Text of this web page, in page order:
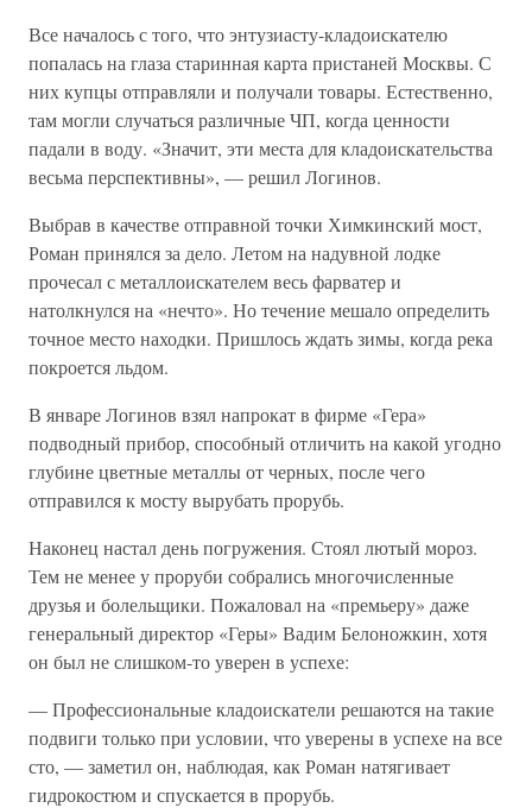
Все началось с того, что энтузиасту-кладоискателю
попалась на глаза старинная карта пристаней Москвы. С
них купцы отправляли и получали товары. Естественно,
там могли случаться различные ЧП, когда ценности
падали в воду. «Значит, эти места для кладоискательства
весьма перспективны», — решил Логинов.
Выбрав в качестве отправной точки Химкинский мост,
Роман принялся за дело. Летом на надувной лодке
прочесал с металлоискателем весь фарватер и
натолкнулся на «нечто». Но течение мешало определить
точное место находки. Пришлось ждать зимы, когда река
покроется льдом.
В январе Логинов взял напрокат в фирме «Гера»
подводный прибор, способный отличить на какой угодно
глубине цветные металлы от черных, после чего
отправился к мосту вырубать прорубь.
Наконец настал день погружения. Стоял лютый мороз.
Тем не менее у проруби собрались многочисленные
друзья и болельщики. Пожаловал на «премьеру» даже
генеральный директор «Геры» Вадим Белоножкин, хотя
он был не слишком-то уверен в успехе:
— Профессиональные кладоискатели решаются на такие
подвиги только при условии, что уверены в успехе на все
сто, — заметил он, наблюдая, как Роман натягивает
гидрокостюм и спускается в прорубь.